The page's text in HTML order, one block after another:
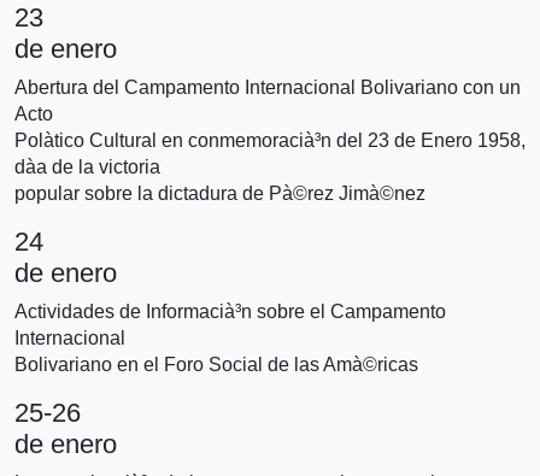
23
de enero
Abertura del Campamento Internacional Bolivariano con un
Acto
Polà­tico Cultural en conmemoracià³n del 23 de Enero 1958,
dà­a de la victoria
popular sobre la dictadura de Pà©rez Jimà©nez
24
de enero
Actividades de Informacià³n sobre el Campamento
Internacional
Bolivariano en el Foro Social de las Amà©ricas
25-26
de enero